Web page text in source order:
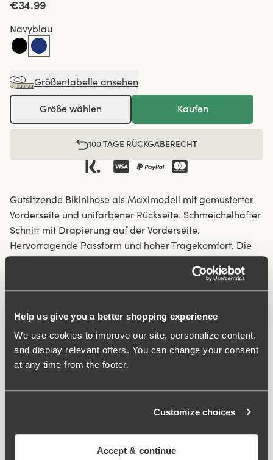
Help us give you a better shopping experience
We use cookies to improve our site, personalize content,
and display relevant offers. You can change your consent
at any time from the footer.
Customize choices
Accept & continue
€34.99
Navyblau
Größentabelle ansehen
Größe wählen Kaufen
100 TAGE RÜCKGABERECHT
Gutsitzende Bikinihose als Maximodell mit gemusterter
Vorderseite und unifarbener Rückseite. Schmeichelhafter
Schnitt mit Drapierung auf der Vorderseite.
Hervorragende Passform und hoher Tragekomfort. Die
mit Netzfutter verstärkte Vorderpartie bietet Sicherheit
sorgt für einen flachen Bauch. Gefütterter Schritt.
Gutsitzendes Maximodell, das nicht nach unten rollt.
sicheres, angenehmes Tragegefühl.
Gemusterte Vorderseite, unifarbene Rückseite.
Hervorragende Passform mit hohem Tragekomfort.
83% polyamidia, 17% elastaania